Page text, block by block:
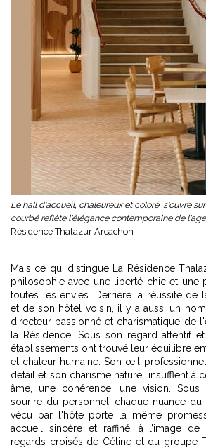
Le hall d'accueil, chaleureux et coloré, s'ouvre
courbé reflète l'élégance contemporaine de
Résidence Thalazur Arcachon
Mais ce qui distingue La Résidence
philosophie avec une liberté chic et une
toutes les envies. Derrière la réussite de
et de son hôtel voisin, il y a aussi un
directeur passionné et charismatique de
la Résidence. Sous son regard attentif
établissements ont trouvé leur équilibre
et chaleur humaine. Son œil
détail et son charisme naturel insufflent à
âme, une cohérence, une vision. Sous
sourire du personnel, chaque nuance du
vécu par l'hôte porte la même
accueil sincère et raffiné, à l’image de
regards croisés de Céline et du groupe